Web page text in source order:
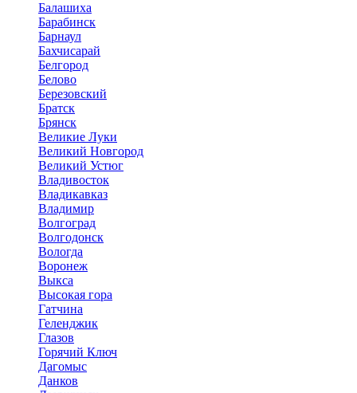
Балашиха
Барабинск
Барнаул
Бахчисарай
Белгород
Белово
Березовский
Братск
Брянск
Великие Луки
Великий Новгород
Великий Устюг
Владивосток
Владикавказ
Владимир
Волгоград
Волгодонск
Вологда
Воронеж
Выкса
Высокая гора
Гатчина
Геленджик
Глазов
Горячий Ключ
Дагомыс
Данков